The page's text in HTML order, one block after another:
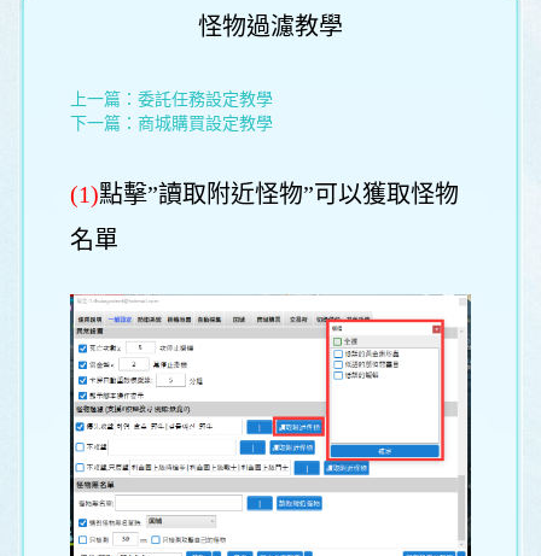
怪物過濾教學
上一篇： 委託任務設定教學
下一篇： 商城購買設定教學
(1)點擊”讀取附近怪物”可以獲取怪物
名單